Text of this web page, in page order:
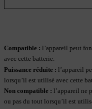
Compatible : l’appareil peut
avec cette batterie.
Puissance réduite : l’appareil
lorsqu’il est utilisé avec cette
Non compatible : l’appareil ne
ou pas du tout lorsqu’il est